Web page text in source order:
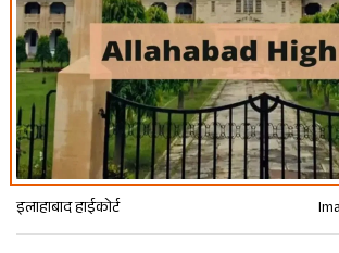
इलाहाबाद हाईकोर्ट